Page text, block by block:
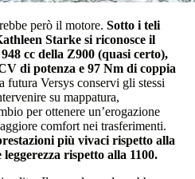
però il motore. Sotto i teli
Starke si riconosce il
cc della Z900 (quasi certo),
di potenza e 97 Nm di coppia
futura Versys conservi gli stessi
su mappatura,
per ottenere un’erogazione
comfort nei trasferimenti.
più vivaci rispetto alla
rispetto alla 1100.